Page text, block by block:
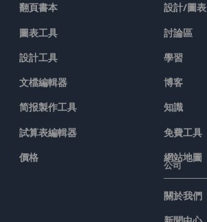
翻頁書本
圖表工具
設計工具
文檔編輯器
简报製作工具
試算表編輯器
價格
設計/圖表
討論區
學習
博客
知識
免費工具
網站地圖
公司
關於我們